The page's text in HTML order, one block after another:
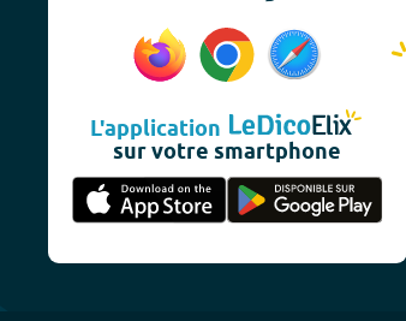
L'application
sur votre smartphone